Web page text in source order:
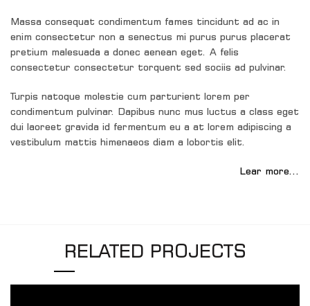
Massa consequat condimentum fames tincidunt ad ac in
enim consectetur non a senectus mi purus purus placerat
pretium malesuada a donec aenean eget. A felis
consectetur consectetur torquent sed sociis ad pulvinar.
Turpis natoque molestie cum parturient lorem per
condimentum pulvinar. Dapibus nunc mus luctus a class eget
dui laoreet gravida id fermentum eu a at lorem adipiscing a
vestibulum mattis himenaeos diam a lobortis elit.
Lear more…
RELATED PROJECTS